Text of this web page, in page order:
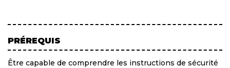
PRÉREQUIS
Être capable de comprendre les instructions de sécurité